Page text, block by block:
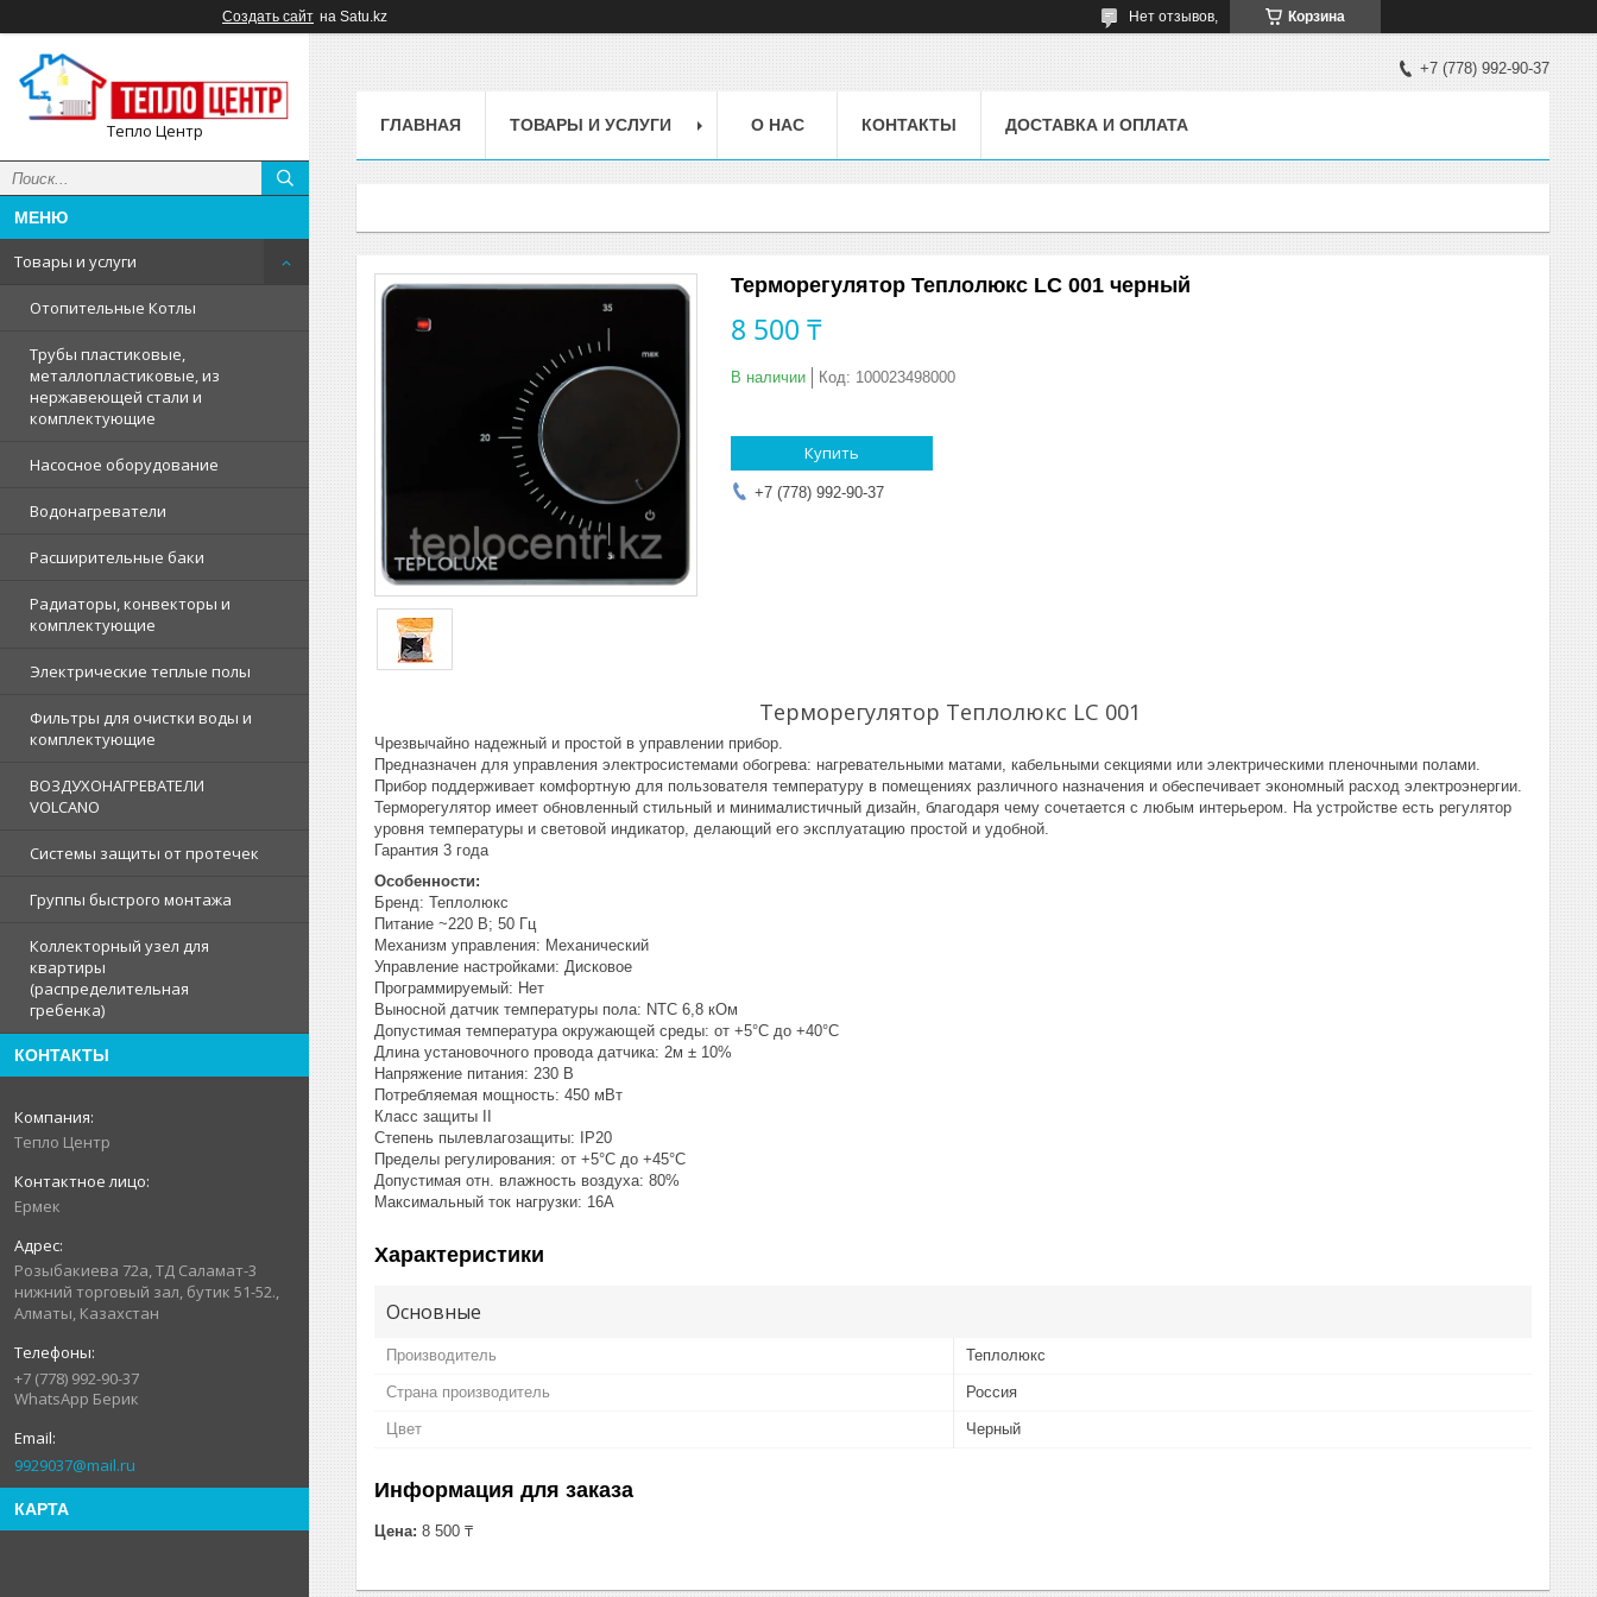
Создать сайт на Satu.kz Корзина
Нет отзывов,
Тепло Центр
Товары и услуги
Отопительные Котлы
Трубы пластиковые,
металлопластиковые, из
нержавеющей стали и
комплектующие
Насосное оборудование
Водонагреватели
Расширительные баки
Радиаторы, конвекторы и
комплектующие
Электрические теплые полы
Фильтры для очистки воды и
комплектующие
ВОЗДУХОНАГРЕВАТЕЛИ
VOLCANO
Системы защиты от протечек
Группы быстрого монтажа
Коллекторный узел для
квартиры
(распределительная
гребенка)
КОНТАКТЫ
Тепло Центр
Ермек
Розыбакиева 72а, ТД Саламат-3
нижний торговый зал, бутик 51-52.,
Алматы, Казахстан
+7 (778) 992-90-37
WhatsApp Берик
9929037@mail.ru
КАРТА
+7 (778) 992-90-37
ГЛАВНАЯ ТОВАРЫ И УСЛУГИ О НАС КОНТАКТЫ ДОСТАВКА И ОПЛАТА
Терморегулятор Теплолюкс LC 001 черный
8 500 ₸
В наличии Код: 100023498000
Купить
+7 (778) 992-90-37
Терморегулятор Теплолюкс LC 001
Чрезвычайно надежный и простой в управлении прибор.
Предназначен для управления электросистемами обогрева: нагревательными матами, кабельными секциями или электрическими пленочными полами.
Прибор поддерживает комфортную для пользователя температуру в помещениях различного назначения и обеспечивает экономный расход электроэнергии.
Терморегулятор имеет обновленный стильный и минималистичный дизайн, благодаря чему сочетается с любым интерьером. На устройстве есть регулятор
уровня температуры и световой индикатор, делающий его эксплуатацию простой и удобной.
Гарантия 3 года
Особенности:
Бренд: Теплолюкс
Питание ~220 В; 50 Гц
Механизм управления: Механический
Управление настройками: Дисковое
Программируемый: Нет
Выносной датчик температуры пола: NTC 6,8 кОм
Допустимая температура окружающей среды: от +5°С до +40°С
Длина установочного провода датчика: 2м ± 10%
Напряжение питания: 230 В
Потребляемая мощность: 450 мВт
Класс защиты II
Степень пылевлагозащиты: IP20
Пределы регулирования: от +5°С до +45°С
Допустимая отн. влажность воздуха: 80%
Максимальный ток нагрузки: 16А
Характеристики
Основные
Производитель Теплолюкс
Страна производитель Россия
Цвет Черный
Информация для заказа
Цена: 8 500 ₸